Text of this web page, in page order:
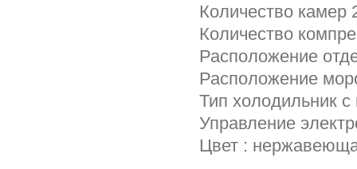
Количество камер
Количество
Расположение
Расположение
Тип холодильник
Управление
Цвет :